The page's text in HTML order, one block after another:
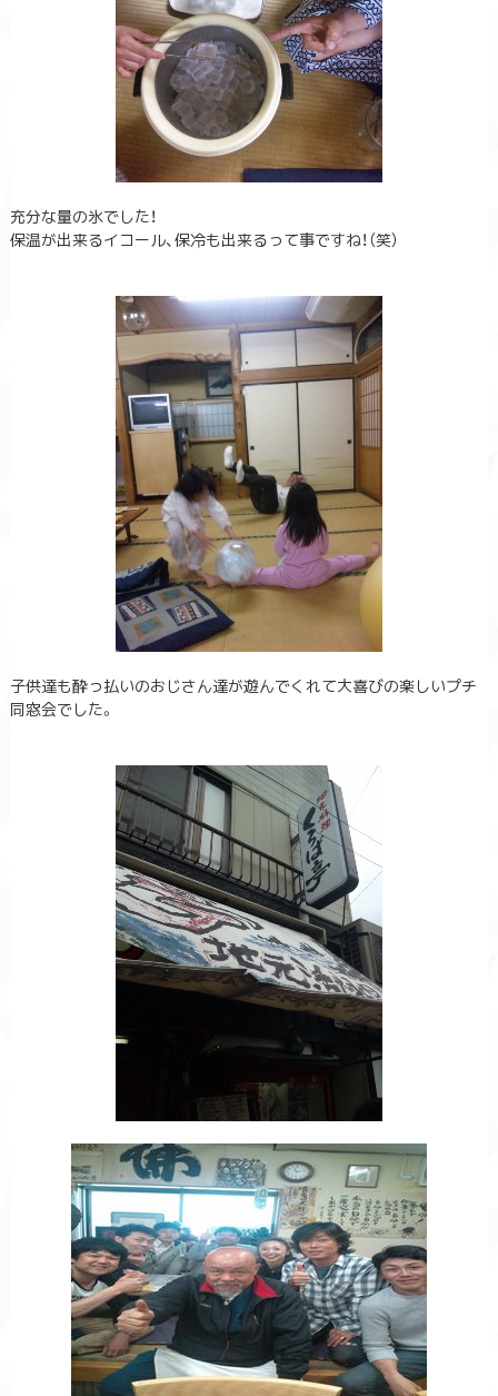
充分な量の氷でした！
保温が出来るイコール、保冷も出来るって事ですね！（笑）
子供達も酔っ払いのおじさん達が遊んでくれて大喜びの楽しいプチ
同窓会でした。